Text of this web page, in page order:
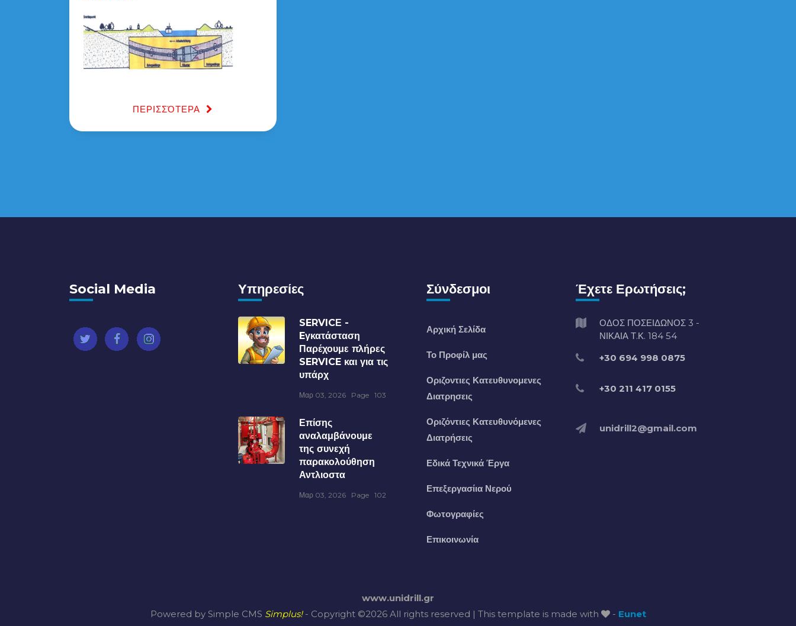
ΠΕΡΙΣΣΌΤΕΡΑ
ΠΕΡΙΣΣΌΤΕΡΑ
Social Media Υπηρεσίες
SERVICΕ -
Eγκατάσταση
Παρέχουμε πλήρες
SERVICE και για τις
υπάρχ
Μαρ 03, 2026 Page 103
Επίσης
αναλαμβάνουμε
της συνεχή
παρακολούθηση
Αντλιοστα
Μαρ 03, 2026 Page 102
Σύνδεσμοι
Αρχική Σελίδα
Το Προφίλ μας
Οριζοντιες Κατευθυνομενες
Διατρησεις
Οριζόντιες Κατευθυνόμενες
Διατρήσεις
Εδικά Τεχνικά Έργα
Επεξεργασίια Νερού
Φωτογραφίες
Επικοινωνία
Έχετε Ερωτήσεις;
ΟΔΟΣ ΠΟΣΕΙΔΩΝΟΣ 3 -
ΝΙΚΑΙΑ Τ.Κ. 184 54
+30 694 998 0875
+30 211 417 0155
unidrill2@gmail.com
www.unidrill.gr
Powered by Simple CMS Simplus!- Copyright ©2026 All rights reserved | This template is made with - Eunet